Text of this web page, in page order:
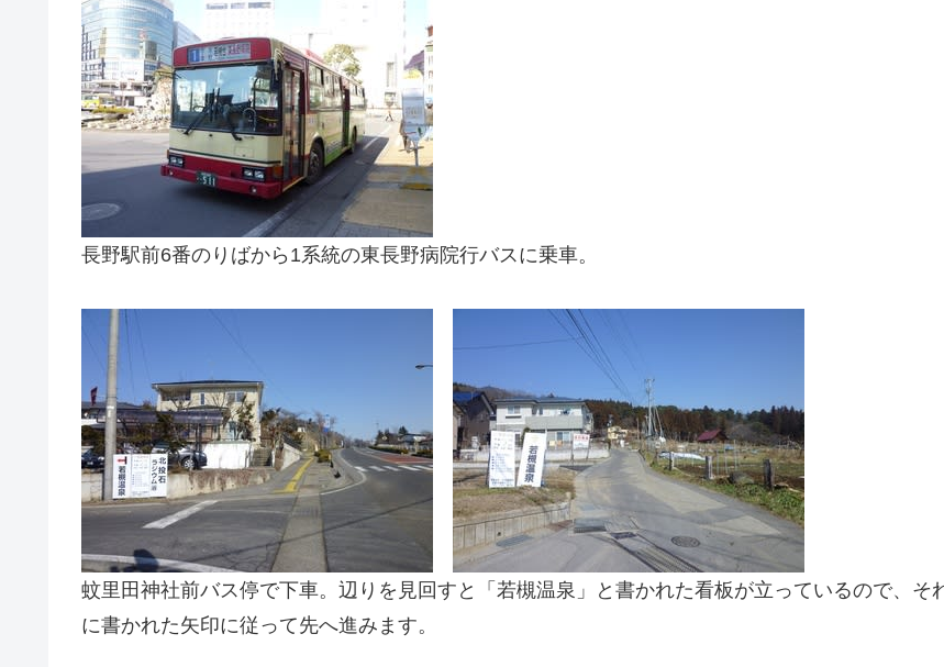
長野駅前6番のりばから1系統の東長野病院行バスに乗車。
蚊里田神社前バス停で下車。辺りを見回すと「若槻温泉」と書かれた看板が立っているので、そ
に書かれた矢印に従って先へ進みます。